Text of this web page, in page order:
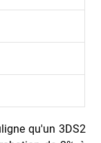
qu'un 3DS2